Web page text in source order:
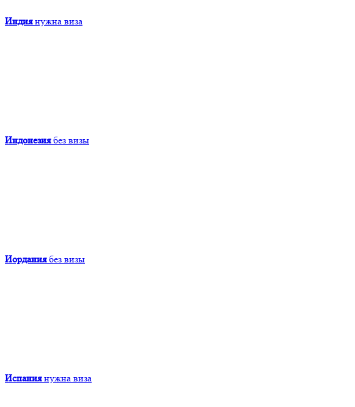
Индия нужна виза
Индонезия без визы
Иордания без визы
Испания нужна виза